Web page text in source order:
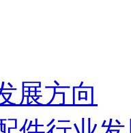
展方向